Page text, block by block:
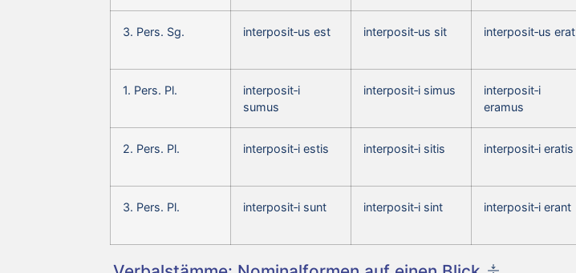
3. Pers. Sg. interposit‑us est interposit‑us sit interposit‑us erat
1. Pers. Pl.
interposit‑i
sumus
interposit‑i simus
interposit‑i
eramus
2. Pers. Pl. interposit‑i estis interposit‑i sitis interposit‑i eratis
3. Pers. Pl. interposit‑i sunt interposit‑i sint interposit‑i erant